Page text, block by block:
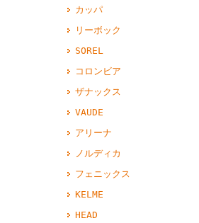
カッパ
リーボック
SOREL
コロンビア
ザナックス
VAUDE
アリーナ
ノルディカ
フェニックス
KELME
HEAD